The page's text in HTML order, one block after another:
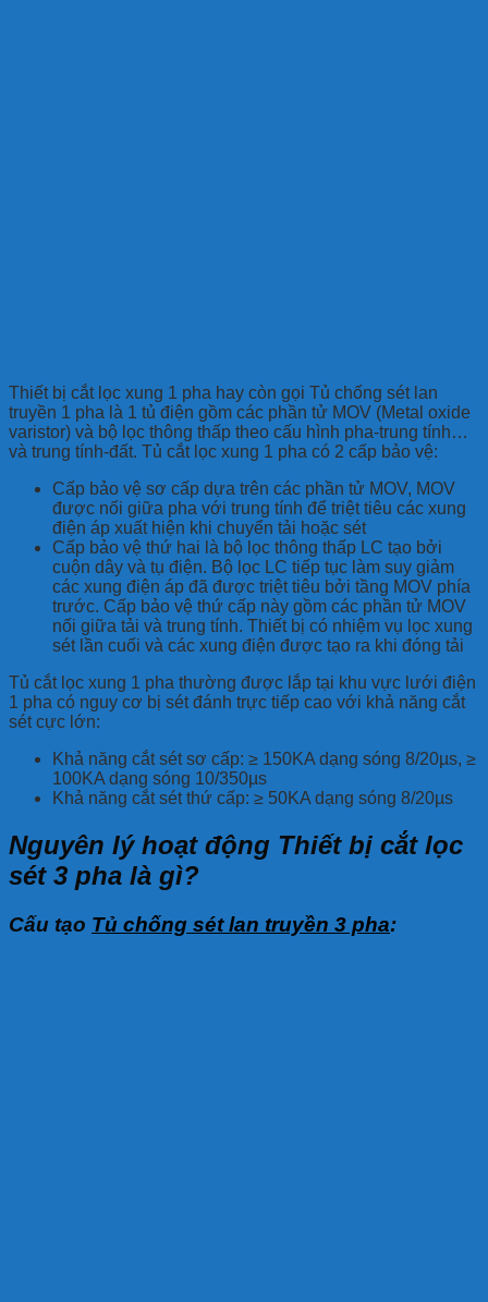
Thiết bị cắt lọc xung 1 pha hay còn gọi Tủ chống sét lan
truyền 1 pha là 1 tủ điện gồm các phần tử MOV (Metal oxide
varistor) và bộ lọc thông thấp theo cấu hình pha-trung tính…
và trung tính-đất. Tủ cắt lọc xung 1 pha có 2 cấp bảo vệ:
Cấp bảo vệ sơ cấp dựa trên các phần tử MOV, MOV
được nối giữa pha với trung tính để triệt tiêu các xung
điện áp xuất hiện khi chuyển tải hoặc sét
Cấp bảo vệ thứ hai là bộ lọc thông thấp LC tạo bởi
cuộn dây và tụ điện. Bộ lọc LC tiếp tục làm suy giảm
các xung điện áp đã được triệt tiêu bởi tầng MOV phía
trước. Cấp bảo vệ thứ cấp này gồm các phần tử MOV
nối giữa tải và trung tính. Thiết bị có nhiệm vụ lọc xung
sét lần cuối và các xung điện được tạo ra khi đóng tải
Tủ cắt lọc xung 1 pha thường được lắp tại khu vực lưới điện
1 pha có nguy cơ bị sét đánh trực tiếp cao với khả năng cắt
sét cực lớn:
Khả năng cắt sét sơ cấp: ≥ 150KA dạng sóng 8/20µs, ≥
100KA dạng sóng 10/350µs
Khả năng cắt sét thứ cấp: ≥ 50KA dạng sóng 8/20µs
Nguyên lý hoạt động Thiết bị cắt lọc
sét 3 pha là gì?
Cấu tạo Tủ chống sét lan truyền 3 pha: